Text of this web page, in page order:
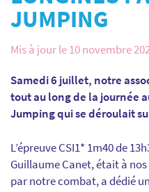
JUMPING
Mis à jour le 10 novembre
Samedi 6 juillet, notre
tout au long de la journée
Jumping qui se déroulait
L’épreuve CSI1* 1m40 de
Guillaume Canet, était à
par notre combat, a dédié